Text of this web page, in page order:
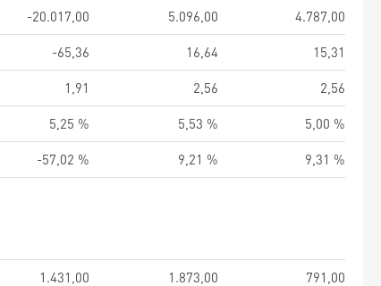
-20.017,00 5.096,00
4.787,00
-65,36 16,64
15,31
1,91 2,56
2,56
5,25 % 5,53 %
5,00 %
-57,02 % 9,21 % 9,31 %
1.431,00 1.873,00
791,00